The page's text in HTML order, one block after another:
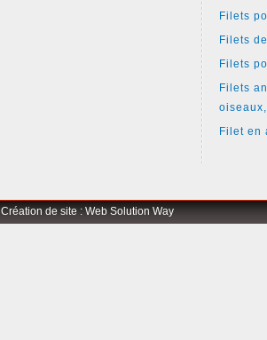
Filets
Filets
Filets
Filets
Filet en
Création de site : Web Solution Way